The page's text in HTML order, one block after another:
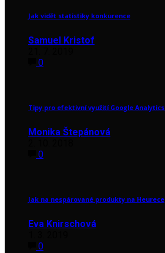
Jak vidět statistiky konkurence
Samuel Kristof
0
Tipy pro efektivní využití Google
Monika Štepánová
0
Jak na nespárované produkty na Heurece
Eva Knirschová
0